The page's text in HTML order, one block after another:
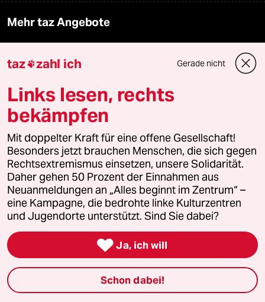
Mehr taz Angebote
Reisen
Kantine
Shop
Anzeigen
Fragen & Hilfe
Feedback
Aboservice
ePaper Login
taz zahl ich Gerade nicht
Links lesen, rechts
bekämpfen
Mit doppelter Kraft für eine offene Gesellschaft!
Besonders jetzt brauchen Menschen, die sich gegen
Rechtsextremismus einsetzen, unsere Solidarität.
Daher gehen 50 Prozent der Einnahmen aus
Neuanmeldungen an „Alles beginnt im Zentrum“ –
eine Kampagne, die bedrohte linke Kulturzentren
und Jugendorte unterstützt. Sind Sie dabei?
 Ja, ich will
Schon dabei!